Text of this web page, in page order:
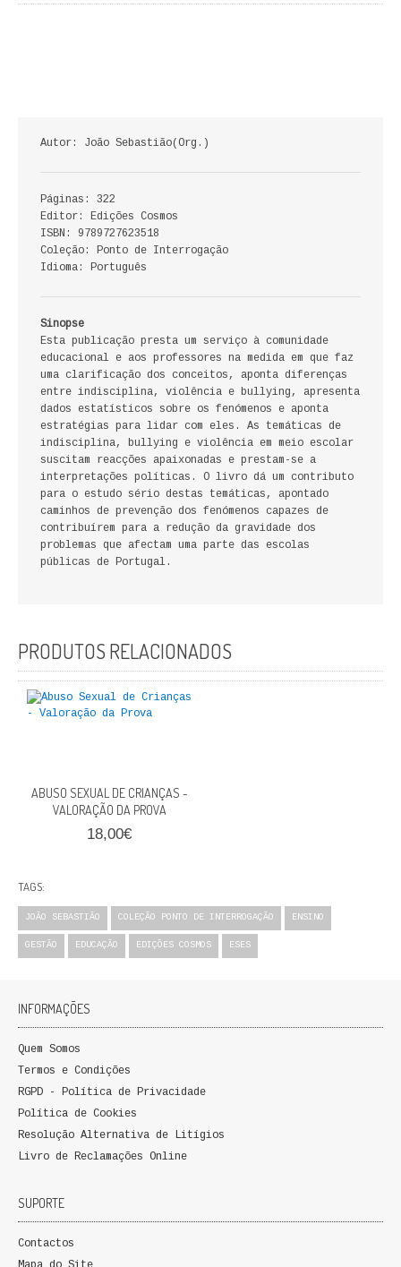
COLEÇÃO PONTO DE INTERROGAÇÃO
COLEÇÃO PONTO E VÍRGULA
HISTÓRIA DE PORTUGAL
PRÉ-HISTÓRIA
LITERATURA
BIOGRAFIA
FICÇÃO E ROMANCE
LABIRINTOS DE EROS
NOVA BIBLIOTECA COSMOS
REVISTA DEDALUS
POLÍTICA
COLEÇÃO ATENA
OUTROS TEMAS
QUEM SOMOS
CONTACTOS
Autor: João Sebastião(Org.)
Páginas: 322
Editor: Edições Cosmos
ISBN: 9789727623518
Coleção: Ponto de Interrogação
Idioma: Português
Sinopse
Esta publicação presta um serviço à comunidade
educacional e aos professores na medida em que faz
uma clarificação dos conceitos, aponta diferenças
entre indisciplina, violência e bullying, apresenta
dados estatísticos sobre os fenómenos e aponta
estratégias para lidar com eles. As temáticas de
indisciplina, bullying e violência em meio escolar
suscitam reacções apaixonadas e prestam-se a
interpretações políticas. O livro dá um contributo
para o estudo sério destas temáticas, apontado
caminhos de prevenção dos fenómenos capazes de
contribuírem para a redução da gravidade dos
problemas que afectam uma parte das escolas
públicas de Portugal.
PRODUTOS RELACIONADOS
ABUSO SEXUAL DE CRIANÇAS -
VALORAÇÃO DA PROVA
18,00€
TAGS:
JOÃO SEBASTIÃO COLEÇÃO PONTO DE INTERROGAÇÃO ENSINO
GESTÃO EDUCAÇÃO EDIÇÕES COSMOS ESES
INFORMAÇÕES
Quem Somos
Termos e Condições
RGPD - Política de Privacidade
Política de Cookies
Resolução Alternativa de Litígios
Livro de Reclamações Online
SUPORTE
Contactos